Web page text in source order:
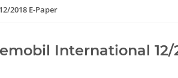
2018 E-Paper
International 12/